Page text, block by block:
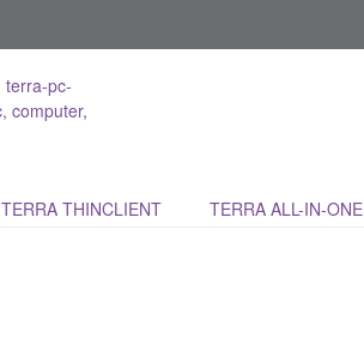
TERRA THINCLIENT TERRA ALL-IN-ONE